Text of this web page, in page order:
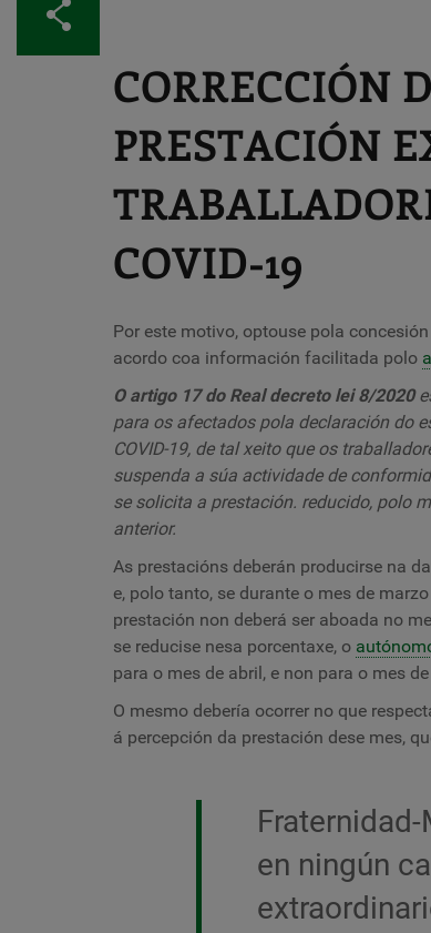
CORRECCIÓN
PRESTACIÓN
COVID-19
Por este motivo, optouse pola
acordo coa información facilitada polo
O artigo 17 do Real decreto lei 8/2020
para os afectados pola declaración do
COVID-19, de tal xeito que os
suspenda a súa actividade de
se solicita a prestación. reducido, polo
anterior.
As prestacións deberán producirse na
e, polo tanto, se durante o mes de
prestación non deberá ser aboada no
se reducise nesa porcentaxe, o
para o mes de abril, e non para o mes
O mesmo debería ocorrer no que
á percepción da prestación dese mes,
en ningún